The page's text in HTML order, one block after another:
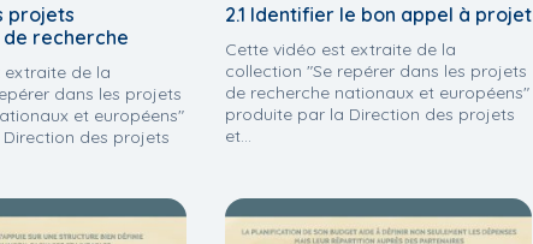
projets
recherche
extraite de la
dans les projets
et européens"
des projets
2.1 Identifier le bon appel à projet
Cette vidéo est extraite de la
collection "Se repérer dans les projets
de recherche nationaux et européens"
produite par la Direction des projets
et...